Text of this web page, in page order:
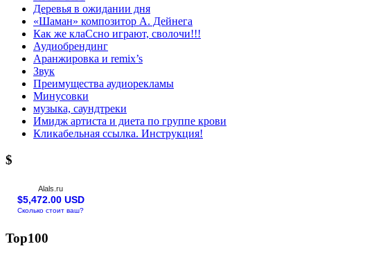
Деревья в ожидании дня
«Шаман» композитор А. Дейнега
Как же клаСсно играют, сволочи!!!
Аудиобрендинг
Аранжировка и remix’s
Звук
Преимущества аудиорекламы
Минусовки
музыка, саундтреки
Имидж артиста и диета по группе крови
Кликабельная ссылка. Инструкция!
$
Alals.ru
$5,472.00 USD
Сколько стоит ваш?
Top100